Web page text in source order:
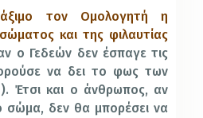
τον Ομολογητή η
και της φιλαυτίας
ο Γεδεών δεν έσπαγε τις
να δει το φως των
Έτσι και ο άνθρωπος, αν
σώμα, δεν θα μπορέσει να